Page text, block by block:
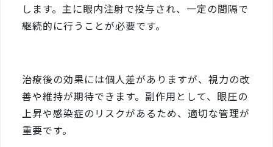
します。主に眼内注射で投与され、一定の間隔で
継続的に行うことが必要です。
治療後の効果には個人差がありますが、視力の改
善や維持が期待できます。副作用として、眼圧の
上昇や感染症のリスクがあるため、適切な管理が
重要です。